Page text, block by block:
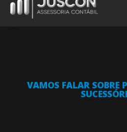
VAMOS FALAR SOBRE